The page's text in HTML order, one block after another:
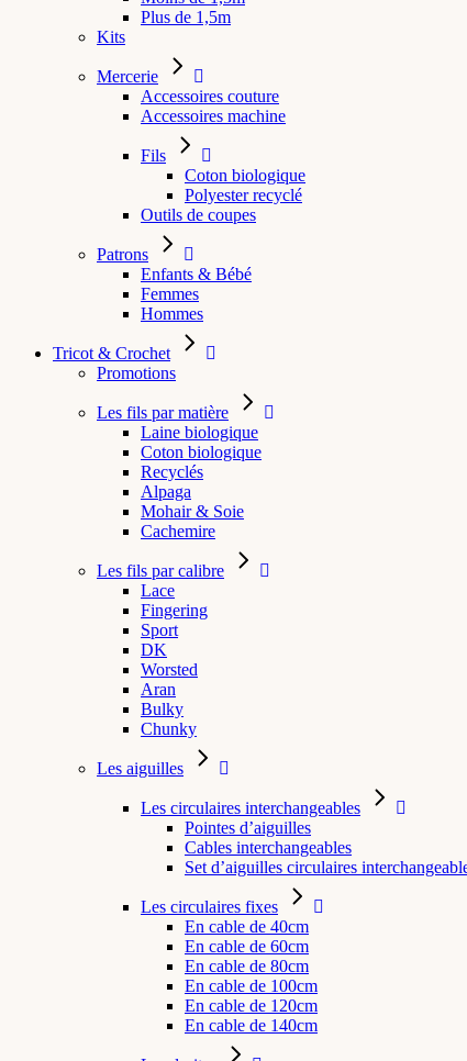
Plus de 1,5m
Kits
Mercerie
Accessoires couture
Accessoires machine
Fils
Coton biologique
Polyester recyclé
Outils de coupes
Patrons
Enfants & Bébé
Femmes
Hommes
Tricot & Crochet
Promotions
Les fils par matière
Laine biologique
Coton biologique
Recyclés
Alpaga
Mohair & Soie
Cachemire
Les fils par calibre
Lace
Fingering
Sport
DK
Worsted
Aran
Bulky
Chunky
Les aiguilles
Les circulaires interchangeables
Pointes d’aiguilles
Cables interchangeables
Set d’aiguilles circulaires
Les circulaires fixes
En cable de 40cm
En cable de 60cm
En cable de 80cm
En cable de 100cm
En cable de 120cm
En cable de 140cm